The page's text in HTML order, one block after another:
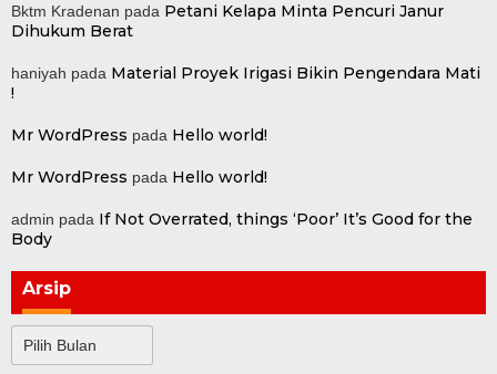
Bktm Kradenan pada Petani Kelapa Minta Pencuri Janur
Dihukum Berat
haniyah pada Material Proyek Irigasi Bikin Pengendara Mati
!
Mr WordPress pada Hello world!
Mr WordPress pada Hello world!
admin pada If Not Overrated, things ‘Poor’ It’s Good for the
Body
Arsip